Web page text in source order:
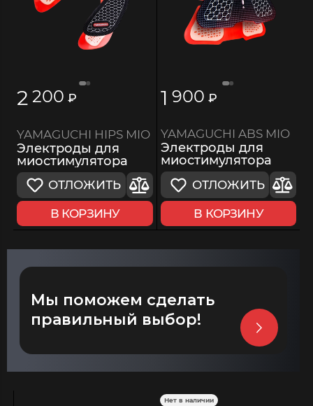
2 200 ₽
YAMAGUCHI HIPS MIO
Электроды для
миостимулятора
ОТЛОЖИТЬ
В КОРЗИНУ
1 900 ₽
YAMAGUCHI ABS MIO
Электроды для
миостимулятора
ОТЛОЖИТЬ
В КОРЗИНУ
Мы поможем сделать
правильный выбор!
Нет в наличии